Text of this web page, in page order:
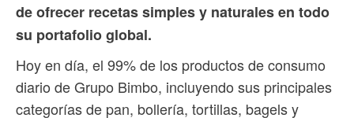
de ofrecer recetas simples y naturales en todo
su portafolio global.
Hoy en día, el 99% de los productos de consumo
diario de Grupo Bimbo, incluyendo sus principales
categorías de pan, bollería, tortillas, bagels y